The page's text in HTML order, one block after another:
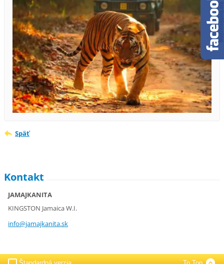
Späť
Kontakt
JAMAJKANITA
KINGSTON Jamaica W.I.
info@jamajkanita.sk